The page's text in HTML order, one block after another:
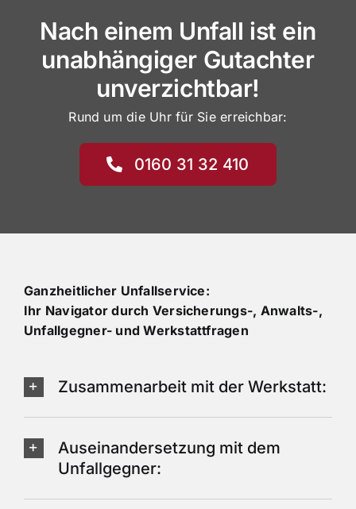
Nach einem Unfall ist ein
unabhängiger Gutachter
unverzichtbar!
Rund um die Uhr für Sie erreichbar:
0160 31 32 410
Ganzheitlicher Unfallservice:
Ihr Navigator durch Versicherungs-, Anwalts-,
Unfallgegner- und Werkstattfragen
Zusammenarbeit mit der Werkstatt:
Auseinandersetzung mit dem
Unfallgegner: